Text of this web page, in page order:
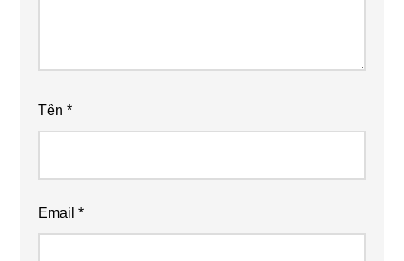
Tên*
Email*